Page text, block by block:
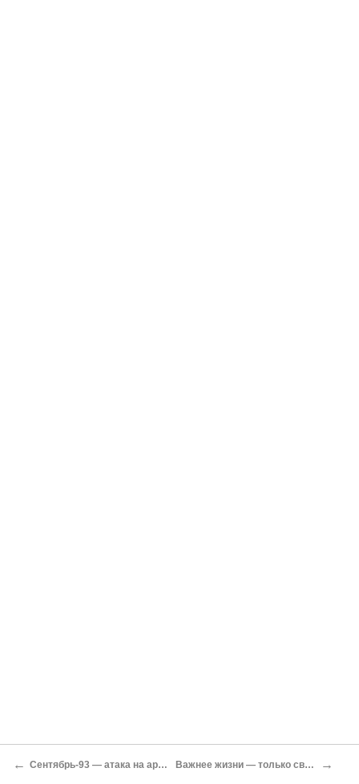
← Сентябрь-93 — атака на армию? Важнее жизни — только свобода →